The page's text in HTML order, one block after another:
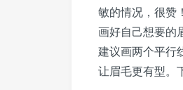
敏的情况，很赞
画好自己想要的
建议画两个平行
让眉毛更有型。